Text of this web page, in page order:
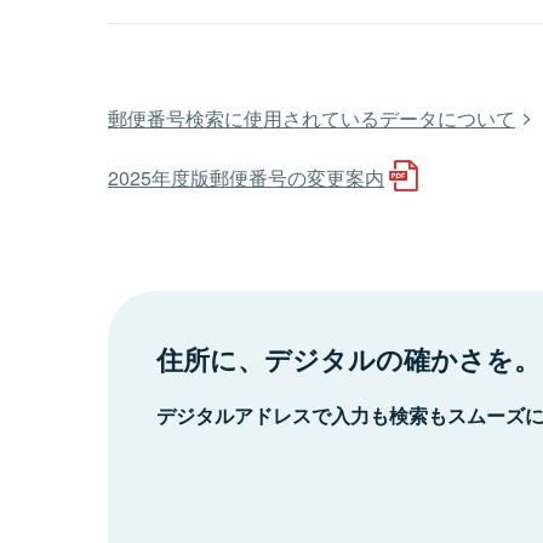
郵便番号検索に使用されているデータについて
2025年度版郵便番号の変更案内
住所に、デジタルの確かさを。
デジタルアドレスで入力も検索もスムーズ